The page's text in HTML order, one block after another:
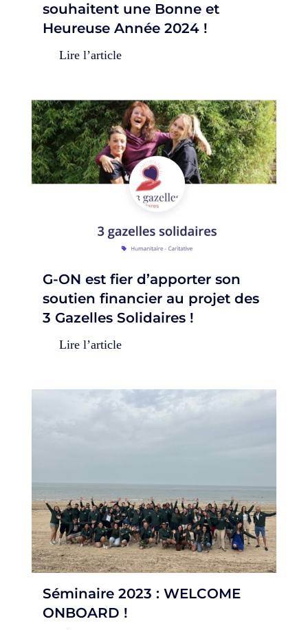
souhaitent une Bonne et
Heureuse Année 2024 !
Lire l’article
G-ON est fier d’apporter son
soutien financier au projet des
3 Gazelles Solidaires !
Lire l’article
Séminaire 2023 : WELCOME
ONBOARD !